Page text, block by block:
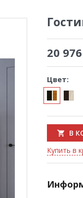
20 976
Цвет:
В
Купить в